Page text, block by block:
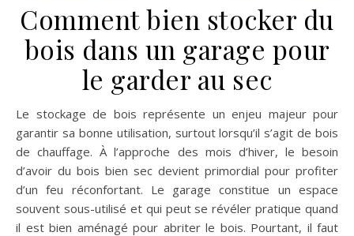
Comment bien stocker du
bois dans un garage pour
le garder au sec
Le stockage de bois représente un enjeu majeur pour
garantir sa bonne utilisation, surtout lorsqu’il s’agit de bois
de chauffage. À l’approche des mois d’hiver, le besoin
d’avoir du bois bien sec devient primordial pour profiter
d’un feu réconfortant. Le garage constitue un espace
souvent sous-utilisé et qui peut se révéler pratique quand
il est bien aménagé pour abriter le bois. Pourtant, il faut